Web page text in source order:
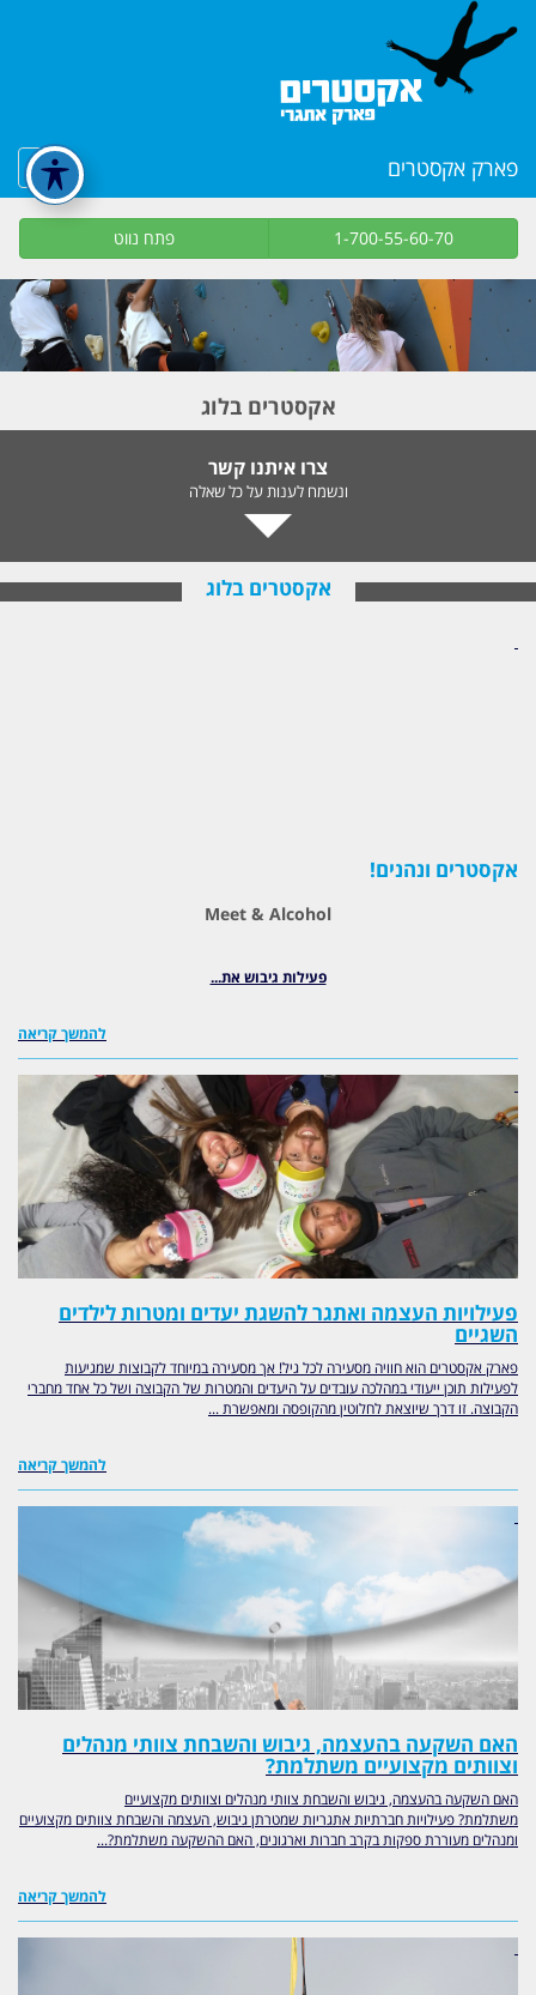
פארק אקסטרים
1-700-55-60-70 פתח נווט
אקסטרים בלוג
צרו איתנו קשר
ונשמח לענות על כל שאלה
אקסטרים בלוג
אקסטרים ונהנים!
Meet & Alcohol
פעילות גיבוש את...
להמשך קריאה
פעילויות העצמה ואתגר להשגת יעדים ומטרות לילדים
השגיים
פארק אקסטרים הוא חוויה מסעירה לכל גיל! אך מסעירה במיוחד לקבוצות שמגיעות
לפעילות תוכן ייעודי במהלכה עובדים על היעדים והמטרות של הקבוצה ושל כל אחד מחברי
הקבוצה. זו דרך שיוצאת לחלוטין מהקופסה ומאפשרת ...
להמשך קריאה
האם השקעה בהעצמה, גיבוש והשבחת צוותי מנהלים
וצוותים מקצועיים משתלמת?
האם השקעה בהעצמה, גיבוש והשבחת צוותי מנהלים וצוותים מקצועיים
משתלמת? פעילויות חברתיות אתגריות שמטרתן גיבוש, העצמה והשבחת צוותים מקצועיים
ומנהלים מעוררת ספקות בקרב חברות וארגונים, האם ההשקעה משתלמת?...
להמשך קריאה